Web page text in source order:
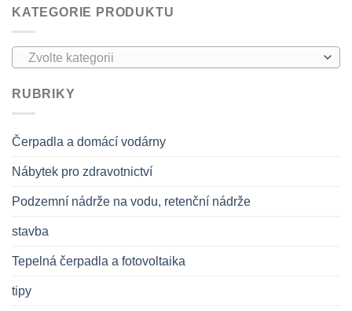
KATEGORIE PRODUKTU
Zvolte kategorii
RUBRIKY
Čerpadla a domácí vodárny
Nábytek pro zdravotnictví
Podzemní nádrže na vodu, retenční nádrže
stavba
Tepelná čerpadla a fotovoltaika
tipy